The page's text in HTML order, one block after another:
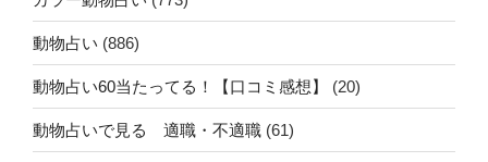
動物占い (886)
動物占い60当たってる！【口コミ感想】 (20)
動物占いで見る 適職・不適職 (61)